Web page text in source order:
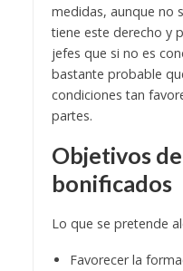
medidas, aunque no
tiene este derecho y
jefes que si no es
bastante probable
condiciones tan
partes.
Objetivos
bonificados
Lo que se pretende
Favorecer la